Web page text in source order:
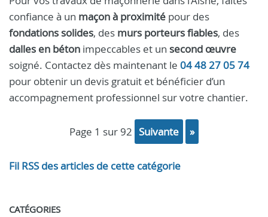
confiance à un maçon à proximité pour des
fondations solides, des murs porteurs fiables, des
dalles en béton impeccables et un second œuvre
soigné. Contactez dès maintenant le 04 48 27 05 74
pour obtenir un devis gratuit et bénéficier d’un
accompagnement professionnel sur votre chantier.
page 1 sur 92 suivante »
Fil RSS des articles de cette catégorie
CATÉGORIES